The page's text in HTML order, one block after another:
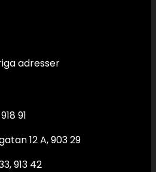
adresser
91
12 A, 903 29
913 42